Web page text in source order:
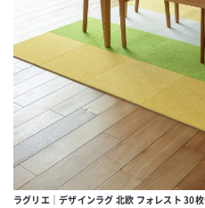
ラグリエ｜デザインラグ 北欧 フォレスト 30